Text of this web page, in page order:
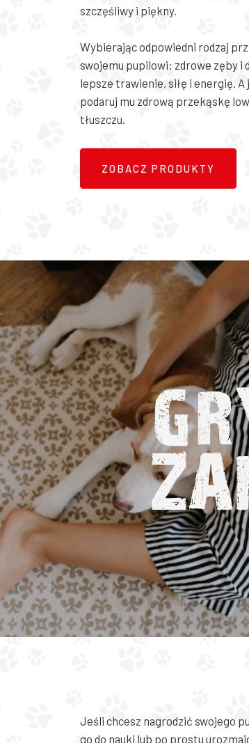
szczęśliwy i piękny.
Wybierając odpowiedni rodzaj
swojemu pupilowi: zdrowe zęby i
lepsze trawienie, siłę i energię.
podaruj mu zdrową przekąskę
tłuszczu.
ZOBACZ PRODUKTY
Jeśli chcesz nagrodzić swojego
go do nauki lub po prostu